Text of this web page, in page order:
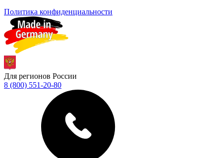
Политика конфиденциальности
Для регионов России
8 (800) 551-20-80